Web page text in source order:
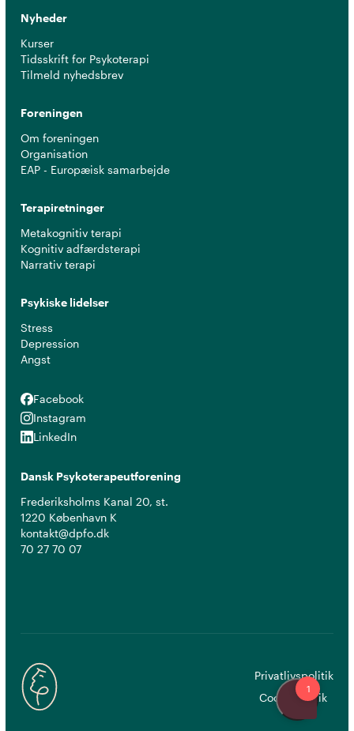
Nyheder
Kurser
Tidsskrift for Psykoterapi
Tilmeld nyhedsbrev
Foreningen
Om foreningen
Organisation
EAP - Europæisk samarbejde
Terapiretninger
Metakognitiv terapi
Kognitiv adfærdsterapi
Narrativ terapi
Psykiske lidelser
Stress
Depression
Angst
Facebook
Facebook
Instagram
Instagram
LinkedIn
LinkedIn
Dansk Psykoterapeutforening
Frederiksholms Kanal 20, st.
1220 København K
kontakt@dpfo.dk
70 27 70 07
Privatlivspolitik
Cookiepolitik